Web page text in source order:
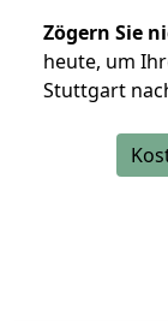
Zögern Sie
heute, um
Stuttgart